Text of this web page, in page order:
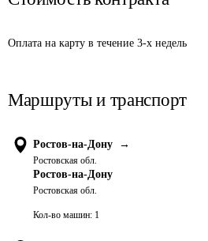
Оплата на карту в течение 3-х недель
Маршруты и транспорт
Ростов-на-Дону →
Ростовская обл.
Ростов-на-Дону
Ростовская обл.
Кол-во машин: 1